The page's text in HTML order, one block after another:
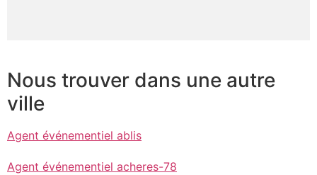
Nous trouver dans une autre
ville
Agent événementiel ablis
Agent événementiel acheres-78